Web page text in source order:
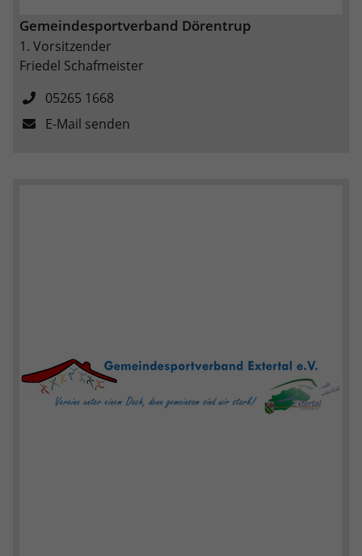
Gemeindesportverband Dörentrup
1. Vorsitzender
Friedel Schafmeister
05265 1668
E-Mail senden